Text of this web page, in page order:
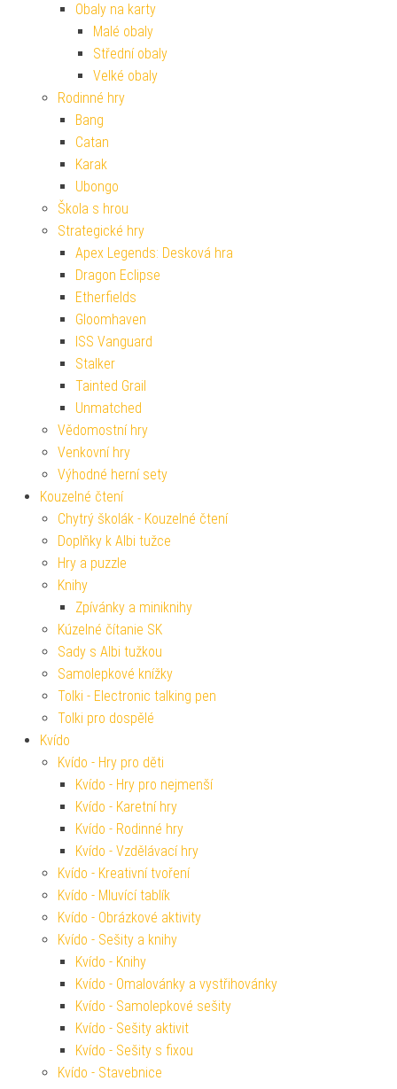
Obaly na karty
Malé obaly
Střední obaly
Velké obaly
Rodinné hry
Bang
Catan
Karak
Ubongo
Škola s hrou
Strategické hry
Apex Legends: Desková hra
Dragon Eclipse
Etherfields
Gloomhaven
ISS Vanguard
Stalker
Tainted Grail
Unmatched
Vědomostní hry
Venkovní hry
Výhodné herní sety
Kouzelné čtení
Chytrý školák - Kouzelné čtení
Doplňky k Albi tužce
Hry a puzzle
Knihy
Zpívánky a miniknihy
Kúzelné čítanie SK
Sady s Albi tužkou
Samolepkové knížky
Tolki - Electronic talking pen
Tolki pro dospělé
Kvído
Kvído - Hry pro děti
Kvído - Hry pro nejmenší
Kvído - Karetní hry
Kvído - Rodinné hry
Kvído - Vzdělávací hry
Kvído - Kreativní tvoření
Kvído - Mluvící tablík
Kvído - Obrázkové aktivity
Kvído - Sešity a knihy
Kvído - Knihy
Kvído - Omalovánky a vystřihovánky
Kvído - Samolepkové sešity
Kvído - Sešity aktivit
Kvído - Sešity s fixou
Kvído - Stavebnice